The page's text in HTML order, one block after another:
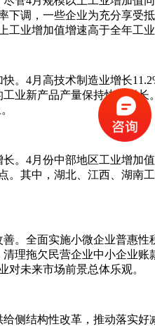
下调，一些企业为充分享受
工业增加值增速高于全年工
。4月高技术制造业增长
业新产品产量保持快速增
。4月份中部地区工业增加
。其中，湖北、江西、湖南
。全面实施小微企业普惠
理拖欠民营企业中小企业
对未来市场前景总体乐观。
侧结构性改革，推动落实